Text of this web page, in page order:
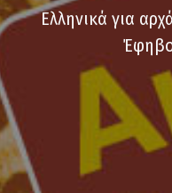
Ελληνικά για